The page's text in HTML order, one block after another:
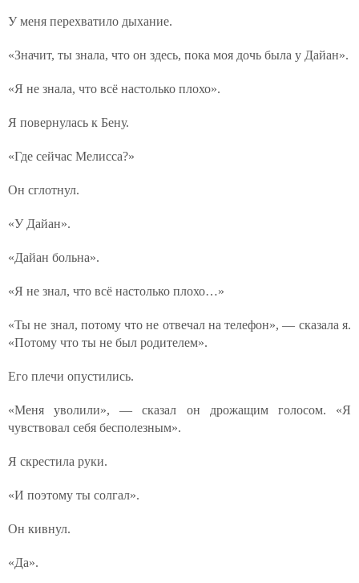
У меня перехватило дыхание.
«Значит, ты знала, что он здесь, пока моя дочь была у Дайан».
«Я не знала, что всё настолько плохо».
Я повернулась к Бену.
«Где сейчас Мелисса?»
Он сглотнул.
«У Дайан».
«Дайан больна».
«Я не знал, что всё настолько плохо…»
«Ты не знал, потому что не отвечал на телефон», — сказала я.
«Потому что ты не был родителем».
Его плечи опустились.
«Меня уволили», — сказал он дрожащим голосом. «Я
чувствовал себя бесполезным».
Я скрестила руки.
«И поэтому ты солгал».
Он кивнул.
«Да».